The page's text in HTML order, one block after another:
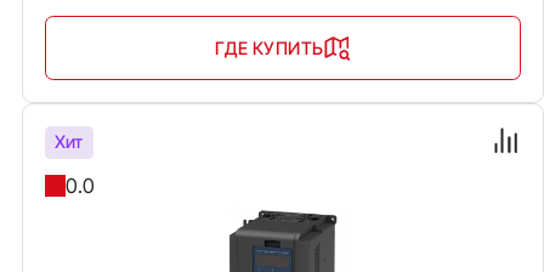
ГДЕ КУПИТЬ
Хит
0.0